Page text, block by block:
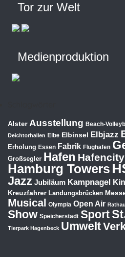
Tor zur Welt
Medienproduktion
Alster Ausstellung Beach-
Deichtorhallen Elbe Elbinsel Elbjazz
Erholung Essen Fabrik Flughafen
Großsegler Hafen Hafencity
Hamburg Towers
Jazz Jubiläum Kampnagel
Kreuzfahrer Landungsbrücken
Musical Olympia Open Air
Show Speicherstadt Sport
Tierpark Hagenbeck Umwelt